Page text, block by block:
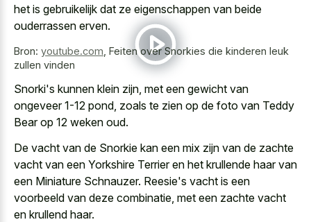
het is gebruikelijk dat ze eigenschappen van beide
ouderrassen erven.
Bron: youtube.com Feiten over Snorkies die kinderen leuk
zullen vinden
Snorki's kunnen klein zijn, met een gewicht van
ongeveer 1-12 pond, zoals te zien op de foto van Teddy
Bear op 12 weken oud.
De vacht van de Snorkie kan een mix zijn van de zachte
vacht van een Yorkshire Terrier en het krullende haar van
een Miniature Schnauzer. Reesie's vacht is een
voorbeeld van deze combinatie, met een zachte vacht
en krullend haar.